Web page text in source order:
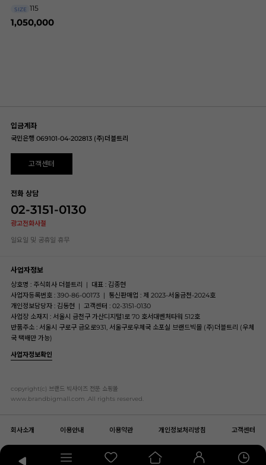
SIZE 115
1,050,000
입금계좌
국민은행 069101-04-202813 (주)더블트리
고객센터
전화 상담
02-3151-0130
광고전화사절
일요일 및 공휴일 휴무
사업자정보
상호명 : 주식회사 더블트리 | 대표 : 김종현
사업자등록번호 : 390-86-00173 | 통신판매업 : 제 2023-서울금천-2024호
개인정보담당자 : 김동현 | 고객센터 : 02-3151-0130
사업장 소재지 : 서울시 금천구 가산디지털1로 70 호서대벤처타워 512호
반품주소 : 서울시 구로구 금오로931, 서울구로우체국 소포실 브랜드빅몰 (주)더블트리 (우체
국 택배만 가능)
사업자정보확인
copyright(c) 브랜드 빅사이즈 전문 쇼핑몰
www.brandbigmall.com .All rights reserved.
회사소개 이용안내 이용약관 개인정보처리방침 고객센터